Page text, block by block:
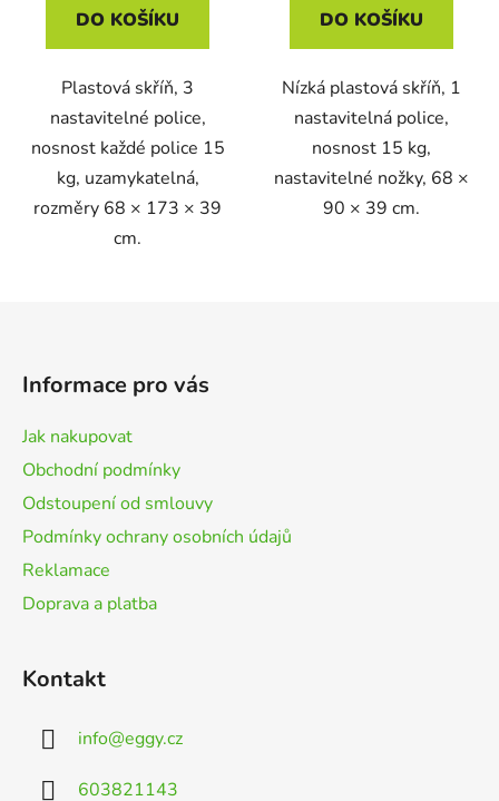
DO KOŠÍKU
Plastová skříň, 3
nastavitelné police,
nosnost každé police 15
kg, uzamykatelná,
rozměry 68 × 173 × 39
cm.
DO KOŠÍKU
Nízká plastová skříň, 1
nastavitelná police,
nosnost 15 kg,
nastavitelné nožky, 68 ×
90 × 39 cm.
Informace pro vás
Jak nakupovat
Obchodní podmínky
Odstoupení od smlouvy
Podmínky ochrany osobních údajů
Reklamace
Doprava a platba
Kontakt
info@eggy.cz
603821143